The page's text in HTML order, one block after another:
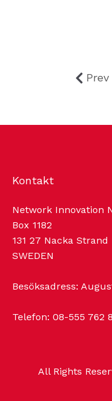
Prev
Kontakt
Network Innovation
Box 1182
131 27 Nacka Strand
SWEDEN
Besöksadress:
Telefon: 08-555 762
All Rights